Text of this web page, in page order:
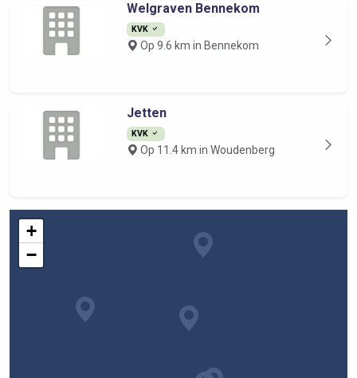
Welgraven Bennekom
KVK
Op 9.6 km in Bennekom
Jetten
KVK
Op 11.4 km in Woudenberg
+
−